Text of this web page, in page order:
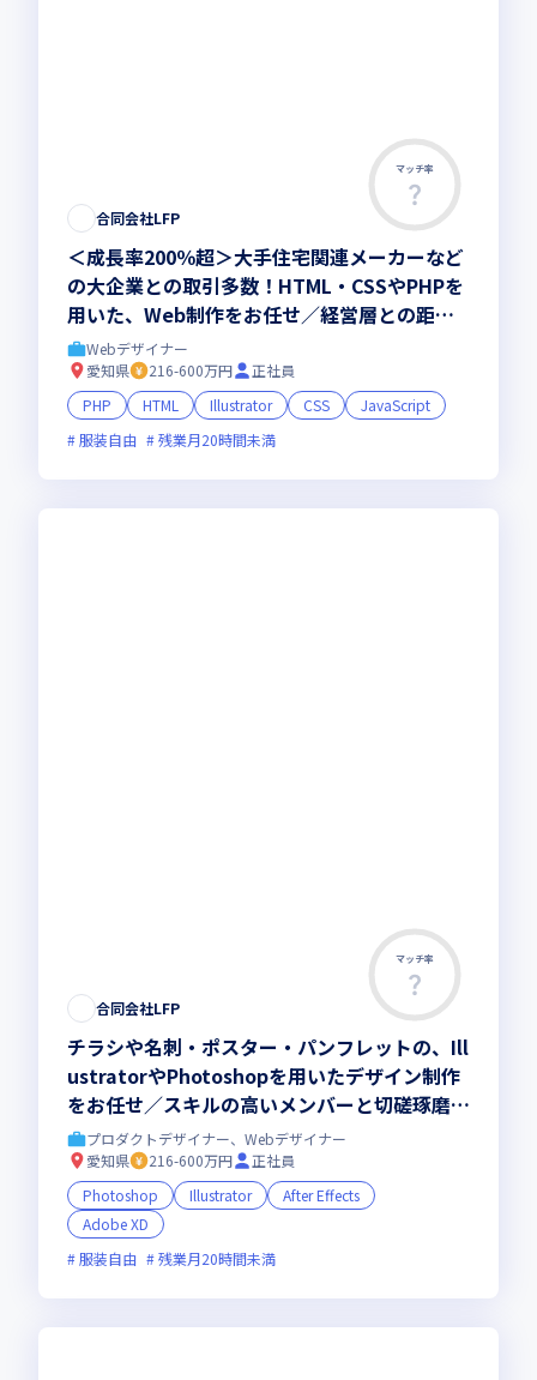
マッチ率
合同会社LFP
＜成長率200％超＞大手住宅関連メーカーなど
の大企業との取引多数！HTML・CSSやPHPを
用いた、Web制作をお任せ／経営層との距離
が近いアットホームな職場環境
Webデザイナー
愛知県
216-600万円
正社員
PHP
HTML Illustrator CSS
JavaScript
服装自由
残業月20時間未満
マッチ率
合同会社LFP
チラシや名刺・ポスター・パンフレットの、Ill
ustratorやPhotoshopを用いたデザイン制作
をお任せ／スキルの高いメンバーと切磋琢磨し
あえる環境
プロダクトデザイナー、Webデザイナー
愛知県
216-600万円
正社員
Photoshop
Illustrator
After Effects
Adobe XD
服装自由
残業月20時間未満